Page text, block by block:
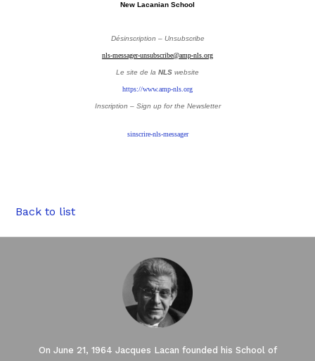
New Lacanian School
Désinscription – Unsubscribe
nls-messager-unsubscribe@amp-nls.org
Le site de la NLS website
https://www.amp-nls.org
Inscription – Sign up for the Newsletter
sinscrire-nls-messager
Back to list
On June 21, 1964 Jacques Lacan founded his School of